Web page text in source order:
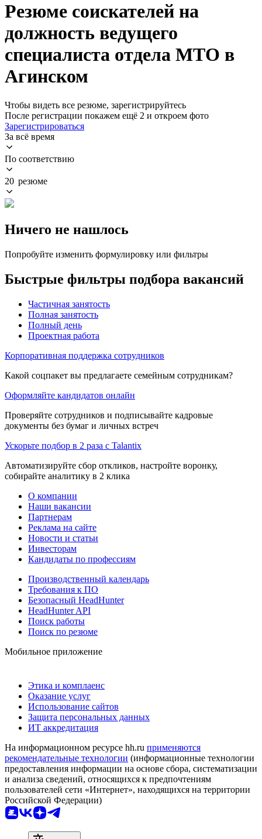
Резюме соискателей на
должность ведущего
специалиста отдела МТО в
Агинском
Чтобы видеть все резюме, зарегистрируйтесь
После регистрации покажем ещё 2 и откроем фото
Зарегистрироваться
За всё время
По соответствию
20 резюме
Ничего не нашлось
Попробуйте изменить формулировку или фильтры
Быстрые фильтры подбора вакансий
Частичная занятость
Полная занятость
Полный день
Проектная работа
Корпоративная поддержка сотрудников
Какой соцпакет вы предлагаете семейным сотрудникам?
Оформляйте кандидатов онлайн
Проверяйте сотрудников и подписывайте кадровые
документы без бумаг и личных встреч
Ускорьте подбор в 2 раза с Talantix
Автоматизируйте сбор откликов, настройте воронку,
собирайте аналитику в 2 клика
О компании
Наши вакансии
Партнерам
Реклама на сайте
Новости и статьи
Инвесторам
Кандидаты по профессиям
Производственный календарь
Требования к ПО
Безопасный HeadHunter
HeadHunter API
Поиск работы
Поиск по резюме
Мобильное приложение
Этика и комплаенс
Оказание услуг
Использование сайтов
Защита персональных данных
ИТ аккредитация
На информационном ресурсе hh.ru применяются
рекомендательные технологии (информационные технологии
предоставления информации на основе сбора, систематизации
и анализа сведений, относящихся к предпочтениям
пользователей сети «Интернет», находящихся на территории
Российской Федерации)